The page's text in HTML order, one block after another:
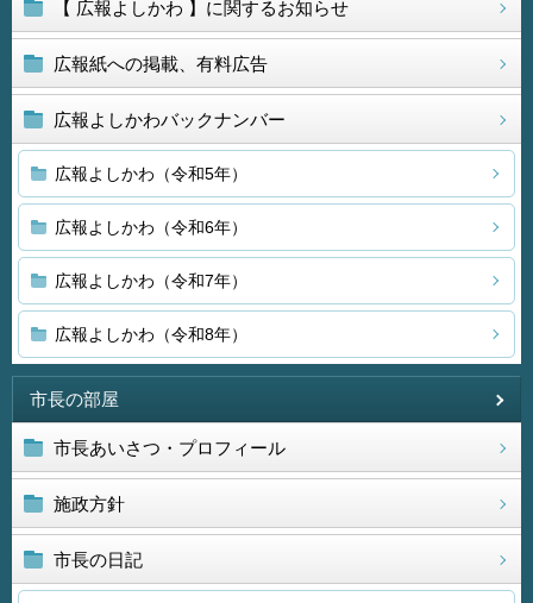
【 広報よしかわ 】に関するお知らせ
広報紙への掲載、有料広告
広報よしかわバックナンバー
広報よしかわ（令和5年）
広報よしかわ（令和6年）
広報よしかわ（令和7年）
広報よしかわ（令和8年）
市長の部屋
市長あいさつ・プロフィール
施政方針
市長の日記